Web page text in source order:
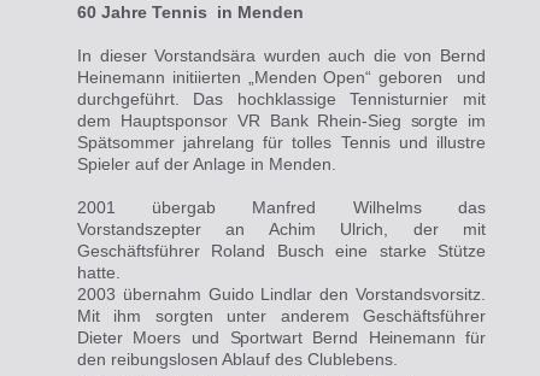
60 Jahre Tennis in Menden
In dieser Vorstandsära wurden auch die von Bernd
Heinemann initiierten „Menden Open“ geboren und
durchgeführt. Das hochklassige Tennisturnier mit
dem Hauptsponsor VR Bank Rhein-Sieg sorgte im
Spätsommer jahrelang für tolles Tennis und illustre
Spieler auf der Anlage in Menden.
2001 übergab Manfred Wilhelms das
Vorstandszepter an Achim Ulrich, der mit
Geschäftsführer Roland Busch eine starke Stütze
hatte.
2003 übernahm Guido Lindlar den Vorstandsvorsitz.
Mit ihm sorgten unter anderem Geschäftsführer
Dieter Moers und SportwartBernd
Heinemann für
den reibungslosen Ablauf des Clublebens.